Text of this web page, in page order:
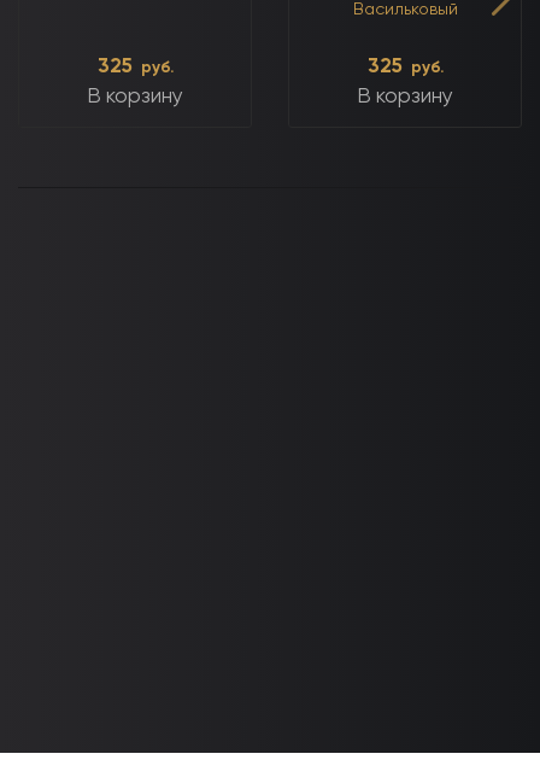
325 руб.
В корзину
Васильковый
325 руб.
В корзину